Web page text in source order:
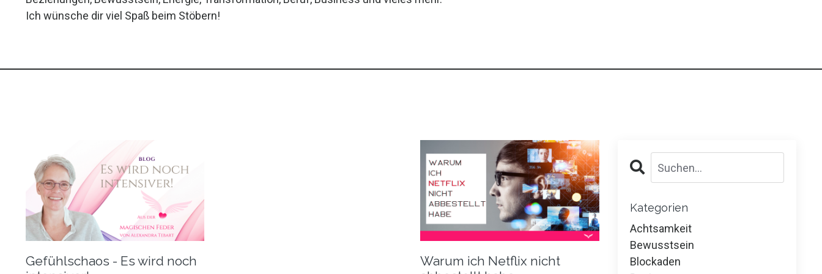
Ich wünsche dir viel Spaß beim Stöbern!
Gefühlschaos - Es wird noch
Warum ich Netflix nicht
Kategorien
Achtsamkeit
Bewusstsein
Blockaden